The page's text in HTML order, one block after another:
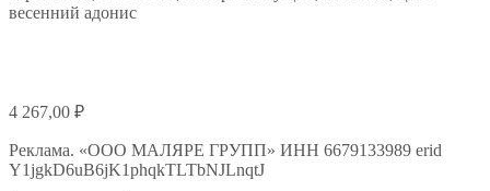
весенний адонис
4 267,00 ₽
Реклама. «ООО МАЛЯРЕ ГРУПП» ИНН 6679133989 erid
Y1jgkD6uB6jK1phqkTLTbNJLnqtJ